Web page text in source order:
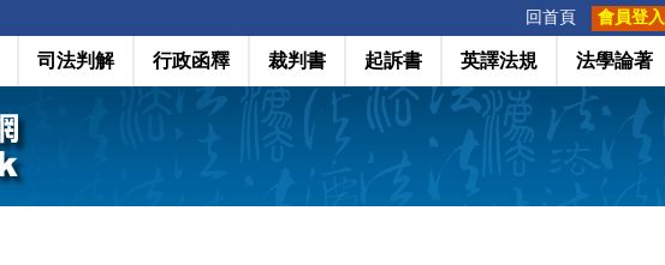
回首頁 會員登入
司法判解 行政函釋 裁判書 起訴書 英譯法規 法學論著